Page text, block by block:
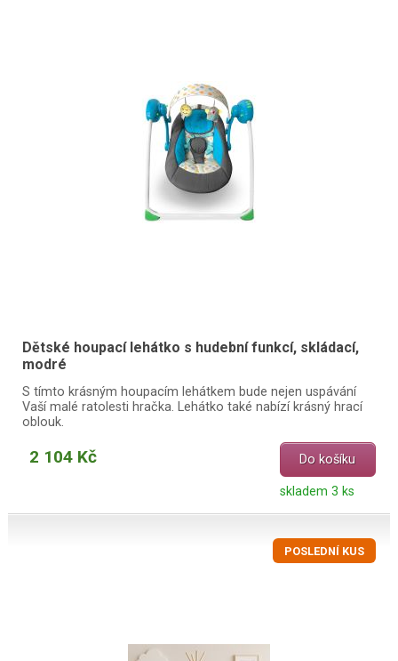
Dětské houpací lehátko s hudební funkcí, skládací,
modré
S tímto krásným houpacím lehátkem bude nejen uspávání
Vaší malé ratolesti hračka. Lehátko také nabízí krásný hrací
oblouk.
2 104 Kč Do košíku
skladem 3 ks
POSLEDNÍ KUS